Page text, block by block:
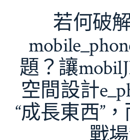
若何破
題？讓
空間設計
“成長東西”